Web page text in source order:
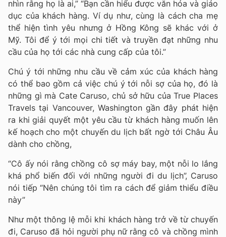
nhìn rằng họ là ai,” “Bạn cần hiểu được văn hóa và giáo
dục của khách hàng. Ví dụ như, cùng là cách cha mẹ
thể hiện tình yêu nhưng ở Hồng Kông sẽ khác với ở
Mỹ. Tôi để ý tới mọi chi tiết và truyền đạt những nhu
cầu của họ tới các nhà cung cấp của tôi.”
Chú ý tới những nhu cầu về cảm xúc của khách hàng
có thể bao gồm cả việc chú ý tới nỗi sợ của họ, đó là
những gì mà Cate Caruso, chủ sở hữu của True Places
Travels tại Vancouver, Washington gần đây phát hiện
ra khi giải quyết một yêu cầu từ khách hàng muốn lên
kế hoạch cho một chuyến du lịch bất ngờ tới Châu Âu
dành cho chồng,
“Cô ấy nói rằng chồng cô sợ máy bay, một nỗi lo lắng
khá phổ biến đối với những người đi du lịch”, Caruso
nói tiếp “Nên chúng tôi tìm ra cách để giảm thiểu điều
này”
Như một thông lệ mỗi khi khách hàng trở về từ chuyến
đi, Caruso đã hỏi người phụ nữ rằng cô và chồng mình